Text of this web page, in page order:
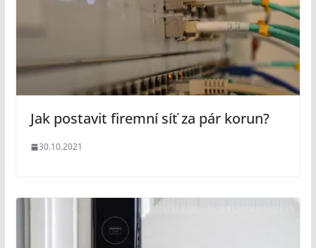
Jak postavit firemní síť za pár korun?
30.10.2021